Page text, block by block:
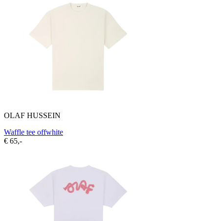
OLAF HUSSEIN
Waffle tee offwhite
€ 65,-